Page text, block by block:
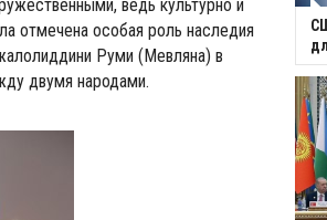
ведь культурно и
отмечена особая роль наследия
Руми (Мевляна) в
двумя народами.